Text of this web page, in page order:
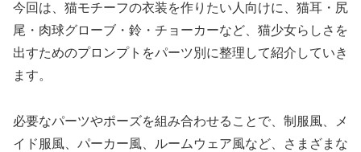
今回は、猫モチーフの衣装を作りたい人向けに、猫耳・尻
尾・肉球グローブ・鈴・チョーカーなど、猫少女らしさを
出すためのプロンプトをパーツ別に整理して紹介していき
ます。
必要なパーツやポーズを組み合わせることで、制服風、メ
イド服風、パーカー風、ルームウェア風など、さまざまな